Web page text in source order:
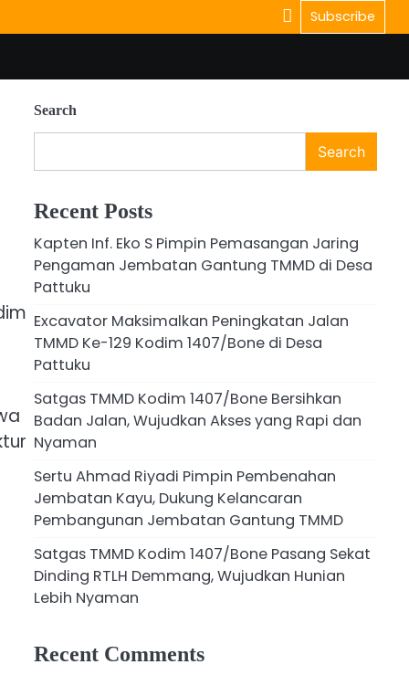
Subscribe
Search
Search
Recent Posts
Kapten Inf. Eko S Pimpin Pemasangan Jaring
Pengaman Jembatan Gantung TMMD di Desa
Pattuku
Excavator Maksimalkan Peningkatan Jalan
TMMD Ke-129 Kodim 1407/Bone di Desa
Pattuku
Satgas TMMD Kodim 1407/Bone Bersihkan
Badan Jalan, Wujudkan Akses yang Rapi dan
Nyaman
Sertu Ahmad Riyadi Pimpin Pembenahan
Jembatan Kayu, Dukung Kelancaran
Pembangunan Jembatan Gantung TMMD
Satgas TMMD Kodim 1407/Bone Pasang Sekat
Dinding RTLH Demmang, Wujudkan Hunian
Lebih Nyaman
Recent Comments